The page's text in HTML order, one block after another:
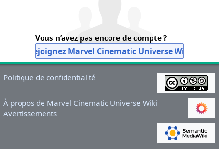
Vous n’avez pas encore de compte ?
Rejoignez Marvel Cinematic Universe Wiki
Politique de confidentialité
À propos de Marvel Cinematic Universe Wiki
Avertissements